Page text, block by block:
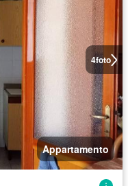
4foto
Appartamento